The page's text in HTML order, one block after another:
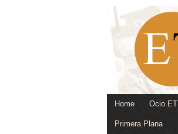
Home Ocio ET
Primera Plana